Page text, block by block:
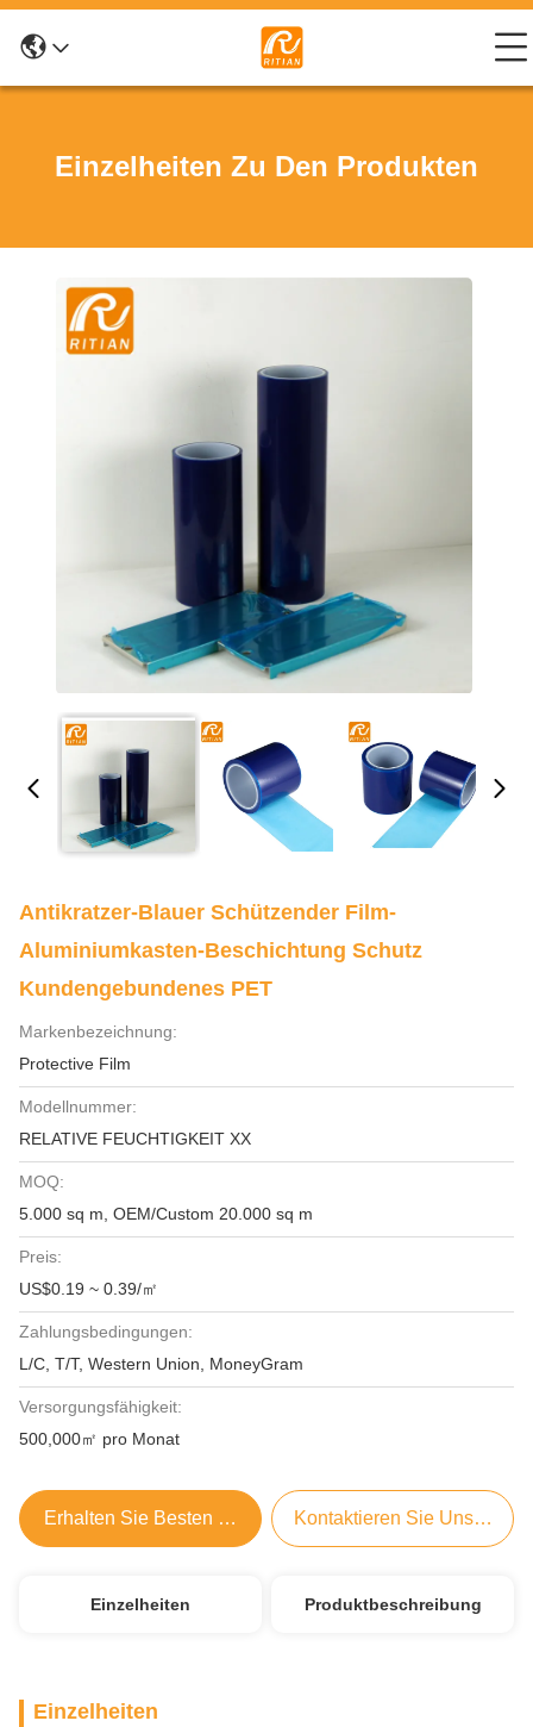
Einzelheiten Zu Den Produkten
Antikratzer-Blauer Schützender Film-
Aluminiumkasten-Beschichtung Schutz
Kundengebundenes PET
Markenbezeichnung:
Protective Film
Modellnummer:
RELATIVE FEUCHTIGKEIT XX
MOQ:
5.000 sq m, OEM/Custom 20.000 sq m
Preis:
US$0.19 ~ 0.39/㎡
Zahlungsbedingungen:
L/C, T/T, Western Union, MoneyGram
Versorgungsfähigkeit:
500,000㎡ pro Monat
Erhalten Sie Besten Preis Kontaktieren Sie Uns Jetzt
Einzelheiten Produktbeschreibung
Einzelheiten